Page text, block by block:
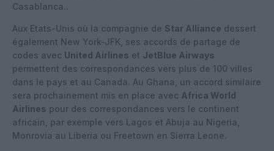
Casablanca..
Aux Etats-Unis où la compagnie de Star Alliance dessert
également New York-JFK, ses accords de partage de
codes avec United Airlines et JetBlue Airways
permettent des correspondances vers plus de 100 villes
dans le pays et au Canada. Au Ghana, un accord similaire
sera prochainement mis en place avec Africa World
Airlines pour des correspondances vers le continent
africain, par exemple vers Lagos et Abuja au Nigeria,
Monrovia au Liberia ou Freetown en Sierra Leone.